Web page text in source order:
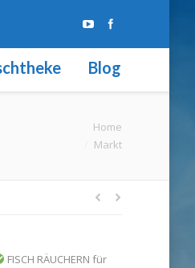
Blog
Sie befinden sich
Home
Markt
FISCH RÄUCHERN für